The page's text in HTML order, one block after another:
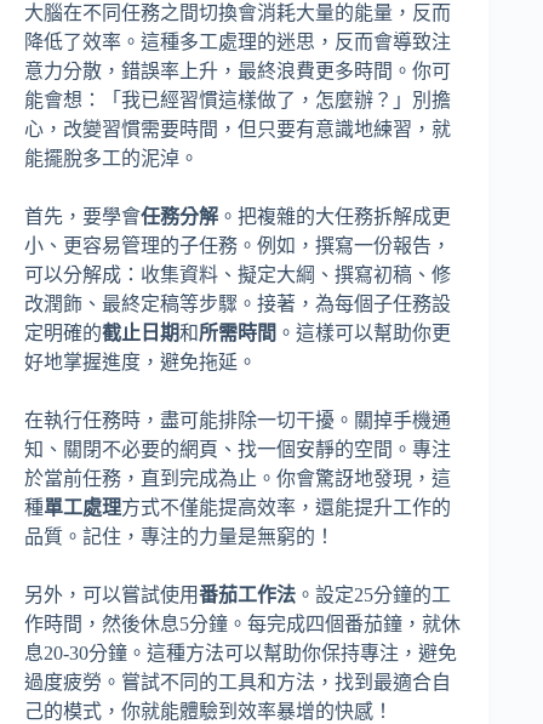
大腦在不同任務之間切換會消耗大量的能量，反而
降低了效率。這種多工處理的迷思，反而會導致注
意力分散，錯誤率上升，最終浪費更多時間。你可
能會想：「我已經習慣這樣做了，怎麼辦？」別擔
心，改變習慣需要時間，但只要有意識地練習，就
能擺脫多工的泥淖。
首先，要學會任務分解 。把複雜的大任務拆解成更
小、更容易管理的子任務。例如，撰寫一份報告，
可以分解成：收集資料、擬定大綱、撰寫初稿、修
改潤飾、最終定稿等步驟。接著，為每個子任務設
定明確的截止日期和所需時間 。這樣可以幫助你更
好地掌握進度，避免拖延。
在執行任務時，盡可能排除一切干擾。關掉手機通
知、關閉不必要的網頁、找一個安靜的空間。專注
於當前任務，直到完成為止。你會驚訝地發現，這
種單工處理方式不僅能提高效率，還能提升工作的
品質。記住，專注的力量是無窮的！
另外，可以嘗試使用番茄工作法 。設定25分鐘的工
作時間，然後休息5分鐘。每完成四個番茄鐘，就休
息20-30分鐘。這種方法可以幫助你保持專注，避免
過度疲勞。嘗試不同的工具和方法，找到最適合自
己的模式，你就能體驗到效率暴增的快感！